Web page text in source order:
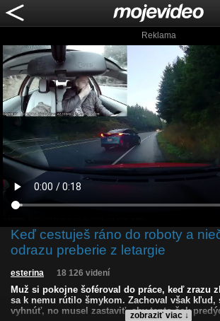
Reklama
Keď cestuješ ráno do roboty a
odrazu preberie z letargie
zobraziť viac ↓
esterina 18 126 videní
Muž si pokojne šoféroval do práce, keď zrazu
sa k nemu rútilo šmykom. Zachoval však kľud,
vyhnúť, no musel zastaviť, aby tento šok